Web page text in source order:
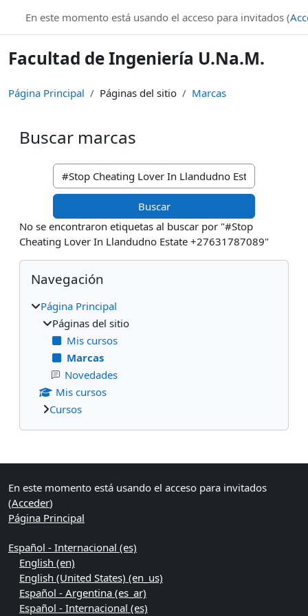
En este momento está usando el acceso para invitados (
Facultad de Ingeniería U.Na.M.
Página Principal Páginas del sitio Marcas
Buscar marcas
Buscar marcas
No se encontraron etiquetas al buscar por "#Stop
Cheating Lover In Llandudno Estate +27631787089"
Bloques
Salta Navegación
Navegación
Página Principal
Páginas del sitio
Mis cursos
Marcas
Novedades
Mis cursos
Cursos
Bloques suplementarios
En este momento está usando el acceso para invitados
(Acceder)
Página Principal
Español - Internacional ‎(es)‎
English ‎(en)‎
English (United States) ‎(en_us)‎
Español - Argentina ‎(es_ar)‎
Español - Internacional ‎(es)‎